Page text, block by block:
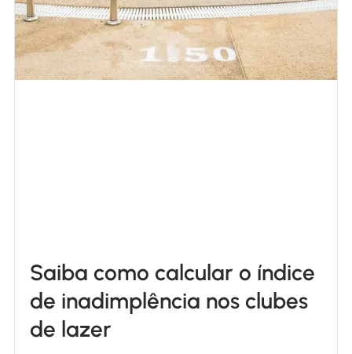
Saiba como calcular o índice
de inadimplência nos clubes
de lazer